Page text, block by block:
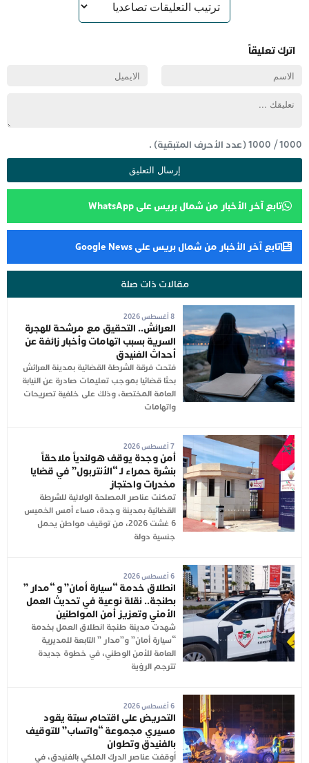
اترك تعليقاً
1000
/
1000(عدد الأحرف المتبقية) .
تابع آخر الأخبار من شمال بريس على WhatsApp
تابع آخر الأخبار من شمال بريس على Google News
مقالات ذات صلة
8 أغسطس 2026
العرائش.. التحقيق مع مرشحة للهجرة
السرية بسبب اتهامات وأخبار زائفة عن
أحداث الفنيدق
فتحت فرقة الشرطة القضائية بمدينة العرائش
بحثا قضائيا بموجب تعليمات صادرة عن النيابة
العامة المختصة، وذلك على خلفية تصريحات
واتهامات
7 أغسطس 2026
أمن وجدة يوقف هولندياً ملاحقاً
بنشرة حمراء لـ “الأنتربول” في قضايا
مخدرات واحتجاز
تمكنت عناصر المصلحة الولائية للشرطة
القضائية بمدينة وجدة، مساء أمس الخميس
6 غشت 2026، من توقيف مواطن يحمل
جنسية دولة
6 أغسطس 2026
انطلاق خدمة “سيارة أمان” و “مدار ”
بطنجة.. نقلة نوعية في تحديث العمل
الأمني وتعزيز أمن المواطنين
شهدت مدينة طنجة انطلاق العمل بخدمة
“سيارة أمان” و”مدار ” التابعة للمديرية
العامة للأمن الوطني، في خطوة جديدة
تترجم الرؤية
6 أغسطس 2026
التحريض على اقتحام سبتة يقود
مسيري مجموعة “واتساب” للتوقيف
بالفنيدق وتطوان
أوقفت عناصر الدرك الملكي بالفنيدق، في